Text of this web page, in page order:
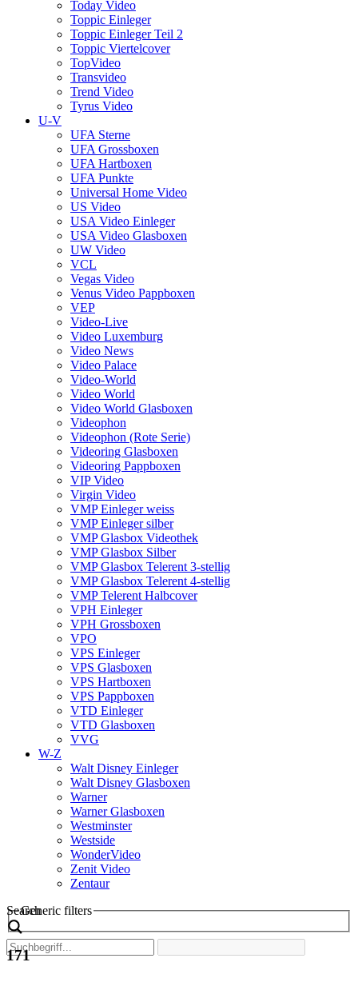
Today Video
Toppic Einleger
Toppic Einleger Teil 2
Toppic Viertelcover
TopVideo
Transvideo
Trend Video
Tyrus Video
U-V
UFA Sterne
UFA Grossboxen
UFA Hartboxen
UFA Punkte
Universal Home Video
US Video
USA Video Einleger
USA Video Glasboxen
UW Video
VCL
Vegas Video
Venus Video Pappboxen
VEP
Video-Live
Video Luxemburg
Video News
Video Palace
Video-World
Video World
Video World Glasboxen
Videophon
Videophon (Rote Serie)
Videoring Glasboxen
Videoring Pappboxen
VIP Video
Virgin Video
VMP Einleger weiss
VMP Einleger silber
VMP Glasbox Videothek
VMP Glasbox Silber
VMP Glasbox Telerent 3-stellig
VMP Glasbox Telerent 4-stellig
VMP Telerent Halbcover
VPH Einleger
VPH Grossboxen
VPO
VPS Einleger
VPS Glasboxen
VPS Hartboxen
VPS Pappboxen
VTD Einleger
VTD Glasboxen
VVG
W-Z
Walt Disney Einleger
Walt Disney Glasboxen
Warner
Warner Glasboxen
Westminster
Westside
WonderVideo
Zenit Video
Zentaur
Search
Generic filters
171